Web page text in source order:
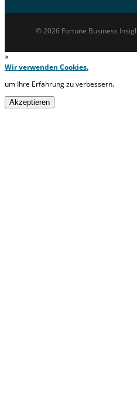
© 2026 Fortune Business
×
Wir verwenden Cookies.
um Ihre Erfahrung zu verbessern.
Akzeptieren